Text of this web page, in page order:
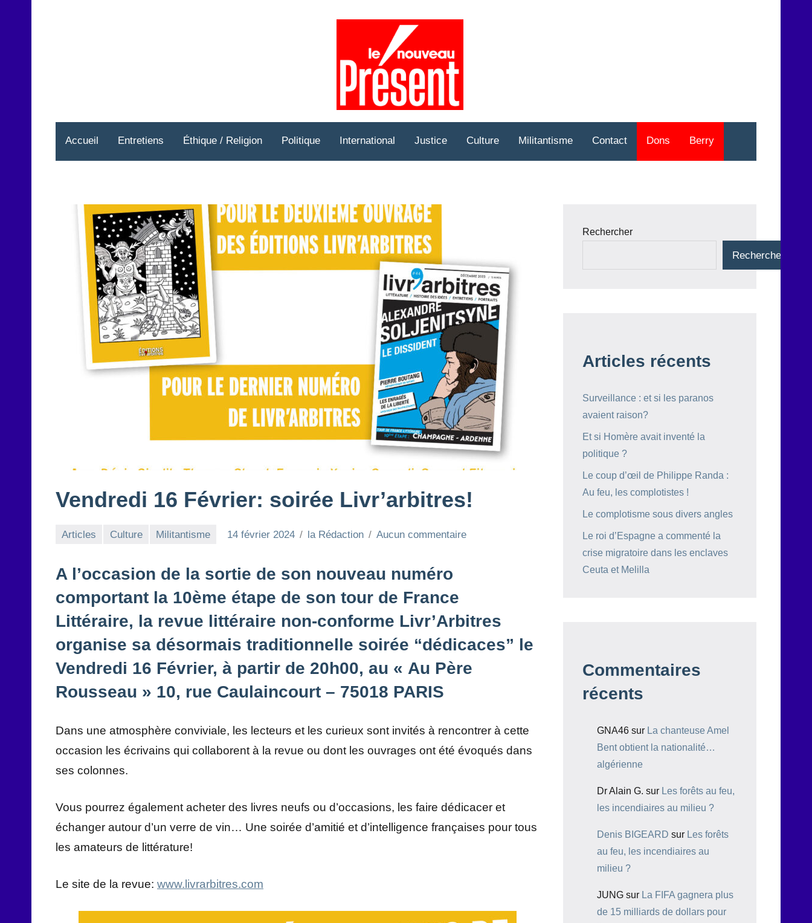
Accueil Entretiens Éthique / Religion Politique International Justice Culture Militantisme Contact Dons Berry
Vendredi 16 Février: soirée Livr’arbitres!
Articles Culture Militantisme 14 février 2024 la Rédaction Aucun commentaire
A l’occasion de la sortie de son nouveau numéro
comportant la 10ème étape de son tour de France
Littéraire, la revue littéraire non-conforme Livr’Arbitres
organise sa désormais traditionnelle soirée “dédicaces” le
Vendredi 16 Février, à partir de 20h00, au « Au Père
Rousseau » 10, rue Caulaincourt – 75018 PARIS
Dans une atmosphère conviviale, les lecteurs et les curieux sont invités à rencontrer à cette
occasion les écrivains qui collaborent à la revue ou dont les ouvrages ont été évoqués dans
ses colonnes.
Vous pourrez également acheter des livres neufs ou d’occasions, les faire dédicacer et
échanger autour d’un verre de vin… Une soirée d’amitié et d’intelligence françaises pour tous
les amateurs de littérature!
Le site de la revue: www.livrarbitres.com
Rechercher
Rechercher
Articles récents
Surveillance : et si les paranos
avaient raison?
Et si Homère avait inventé la
politique ?
Le coup d’œil de Philippe Randa :
Au feu, les complotistes !
Le complotisme sous divers angles
Le roi d’Espagne a commenté la
crise migratoire dans les enclaves
Ceuta et Melilla
Commentaires
récents
GNA46 sur La chanteuse Amel
Bent obtient la nationalité…
algérienne
Dr Alain G. sur Les forêts au feu,
les incendiaires au milieu ?
Denis BIGEARD sur Les forêts
au feu, les incendiaires au
milieu ?
JUNG sur La FIFA gagnera plus
de 15 milliards de dollars pour